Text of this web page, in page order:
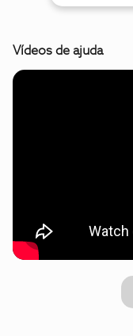
Vídeos de ajuda